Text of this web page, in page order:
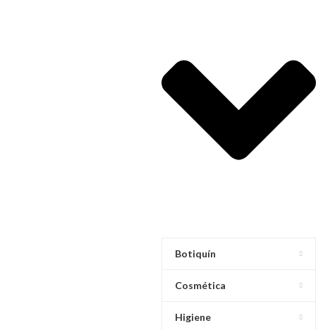
Botiquín
Cosmética
Higiene